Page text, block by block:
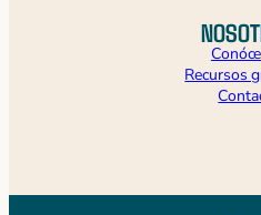
Recursos